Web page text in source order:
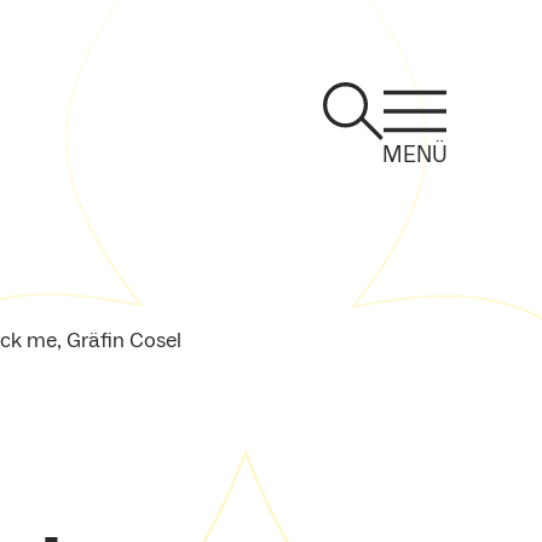
MENÜ
me, Gräfin Cosel